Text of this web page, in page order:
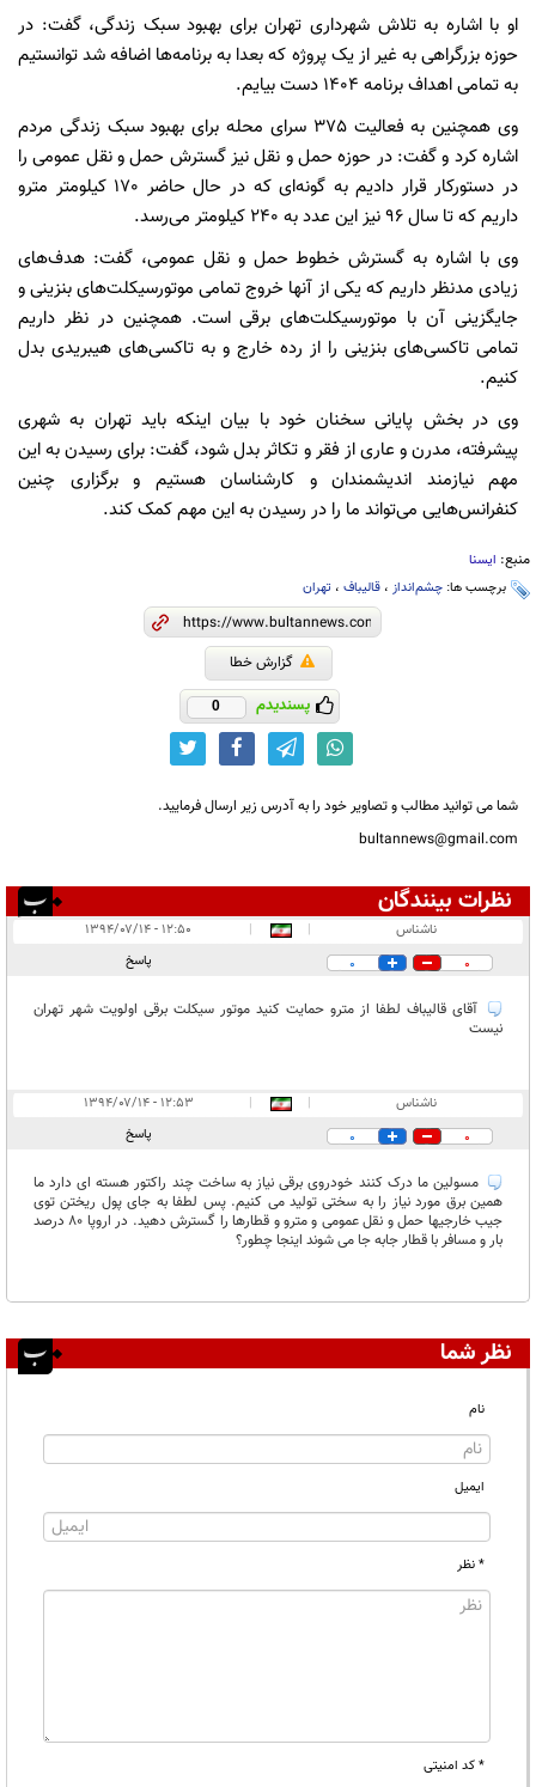
او با اشاره به تلاش شهرداری تهران برای بهبود سبک زندگی، گفت: در
حوزه بزرگراهی به غیر از یک پروژه که بعدا به برنامه‌ها اضافه شد توانستیم
به تمامی اهداف برنامه 1404 دست بیایم.
وی همچنین به فعالیت 375 سرای محله برای بهبود سبک زندگی مردم
اشاره کرد و گفت: در حوزه حمل و نقل نیز گسترش حمل و نقل عمومی را
در دستورکار قرار دادیم به گونه‌ای که در حال حاضر 170 کیلومتر مترو
داریم که تا سال 96 نیز این عدد به 240 کیلومتر می‌رسد.
وی با اشاره به گسترش خطوط حمل و نقل عمومی، گفت: هدف‌های
زیادی مدنظر داریم که یکی از آنها خروج تمامی موتورسیکلت‌های بنزینی و
جایگزینی آن با موتورسیکلت‌های برقی است. همچنین در نظر داریم
تمامی تاکسی‌های بنزینی را از رده خارج و به تاکسی‌های هیبریدی بدل
کنیم.
وی در بخش پایانی سخنان خود با بیان اینکه باید تهران به شهری
پیشرفته، مدرن و عاری از فقر و تکاثر بدل شود، گفت: برای رسیدن به این
مهم نیازمند اندیشمندان و کارشناسان هستیم و برگزاری چنین
کنفرانس‌هایی می‌تواند ما را در رسیدن به این مهم کمک کند.
منبع: ایسنا
برچسب ها: چشم‌انداز ، قالیباف ، تهران
گزارش خطا
پسندیدم 0
شما می توانید مطالب و تصاویر خود را به آدرس زیر ارسال فرمایید.
bultannews@gmail.com
نظرات بینندگان
در انتظار بررسی:
ناشناس |
|
۱۲:۵۰ - ۱۳۹۴/۰۷/۱۴
0
0 پاسخ
آقای قالیباف لطفا از مترو حمایت کنید موتور سیکلت برقی اولویت شهر تهران
نیست
ناشناس |
|
۱۲:۵۳ - ۱۳۹۴/۰۷/۱۴
0
0 پاسخ
مسولین ما درک کنند خودروی برقی نیاز به ساخت چند راکتور هسته ای دارد ما
همین برق مورد نیاز را به سختی تولید می کنیم. پس لطفا به جای پول ریختن توی
جیب خارجیها حمل و نقل عمومی و مترو و قطارها را گسترش دهید. در اروپا 80 درصد
بار و مسافر با قطار جابه جا می شوند اینجا چطور؟
نظر شما
نام
ایمیل
* نظر
* کد امنیتی